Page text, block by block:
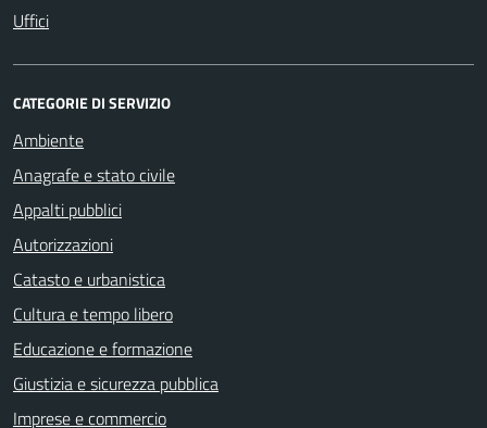
Uffici
CATEGORIE DI SERVIZIO
Ambiente
Anagrafe e stato civile
Appalti pubblici
Autorizzazioni
Catasto e urbanistica
Cultura e tempo libero
Educazione e formazione
Giustizia e sicurezza pubblica
Imprese e commercio